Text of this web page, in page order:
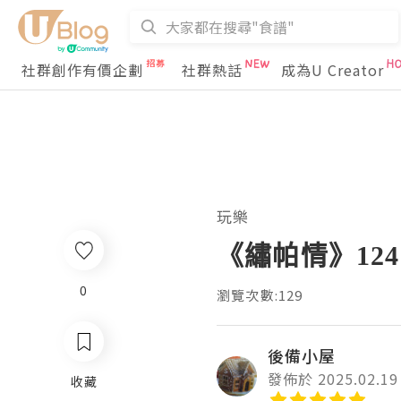
社群創作有價企劃 社群熱話 成為U Creator
玩樂
《繡帕情》124
瀏覽次數:129
後備小屋
發佈於 2025.02.19
0
收藏